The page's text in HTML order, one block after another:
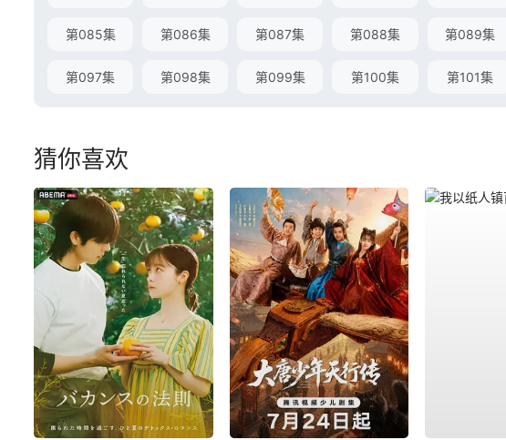
第085集 第086集 第087集 第088集 第089集
第097集 第098集 第099集 第100集 第101集
猜你喜欢